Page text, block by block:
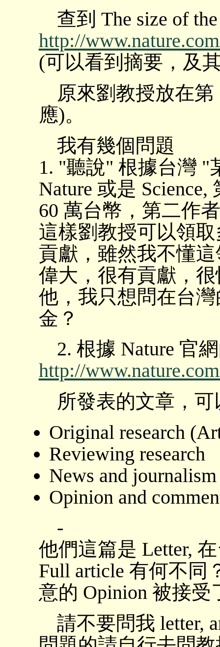
查到 The size of
http://
(可以看到摘要，及
原來劉教授放在
應)。
我有幾個問題
1. "聽說" 根據台灣 "
Nature 或是
60 萬台幣，第二作
這樣劉教授可以領
貢獻，雖然我不懂
偉大，很有貢獻，
他，我只想問在台
金？
2. 根據 Nature 官
http://
所發表的文章，可
Original research
Reviewing research
News and journalism
Opinion and
-
他們這篇是 Letter,
Full article 有何不同
意的 Opinion 被接
請不要問我 letter,